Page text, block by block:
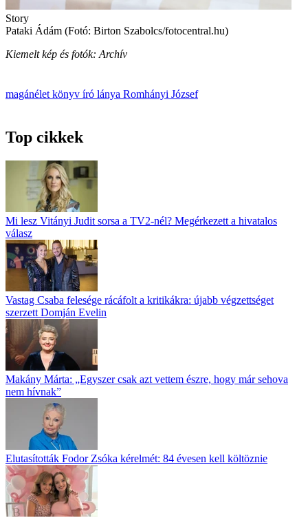
Story
Pataki Ádám (Fotó: Birton Szabolcs/fotocentral.hu)
Kiemelt kép és fotók: Archív
magánélet könyv író lánya Romhányi József
Top cikkek
Mi lesz Vitányi Judit sorsa a TV2-nél? Megérkezett a hivatalos
válasz
Vastag Csaba felesége rácáfolt a kritikákra: újabb végzettséget
szerzett Domján Evelin
Makány Márta: „Egyszer csak azt vettem észre, hogy már sehova
nem hívnak”
Elutasították Fodor Zsóka kérelmét: 84 évesen kell költöznie